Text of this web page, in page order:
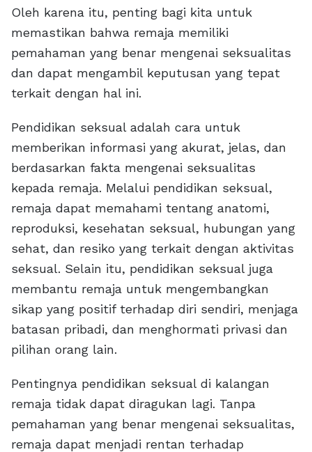
Oleh karena itu, penting bagi kita untuk
memastikan bahwa remaja memiliki
pemahaman yang benar mengenai seksualitas
dan dapat mengambil keputusan yang tepat
terkait dengan hal ini.
Pendidikan seksual adalah cara untuk
memberikan informasi yang akurat, jelas, dan
berdasarkan fakta mengenai seksualitas
kepada remaja. Melalui pendidikan seksual,
remaja dapat memahami tentang anatomi,
reproduksi, kesehatan seksual, hubungan yang
sehat, dan resiko yang terkait dengan aktivitas
seksual. Selain itu, pendidikan seksual juga
membantu remaja untuk mengembangkan
sikap yang positif terhadap diri sendiri, menjaga
batasan pribadi, dan menghormati privasi dan
pilihan orang lain.
Pentingnya pendidikan seksual di kalangan
remaja tidak dapat diragukan lagi. Tanpa
pemahaman yang benar mengenai seksualitas,
remaja dapat menjadi rentan terhadap